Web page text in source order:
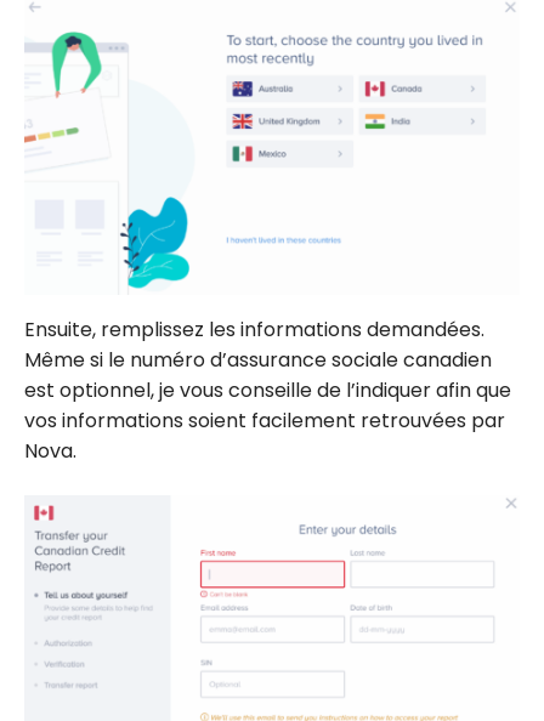
Ensuite, remplissez les informations demandées.
Même si le numéro d’assurance sociale canadien
est optionnel, je vous conseille de l’indiquer afin que
vos informations soient facilement retrouvées par
Nova.